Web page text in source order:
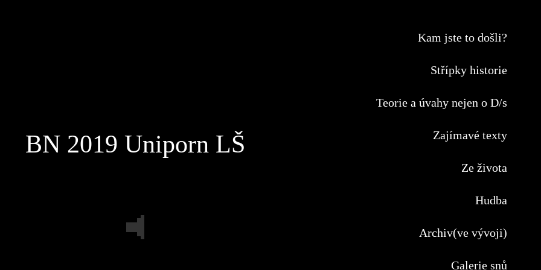
Kam jste to došli?
Střípky historie
Teorie a úvahy nejen o D/s
Zajímavé texty
Ze života
Hudba
Archiv(ve vývoji)
Galerie snů
BN 2019 Uniporn LŠ